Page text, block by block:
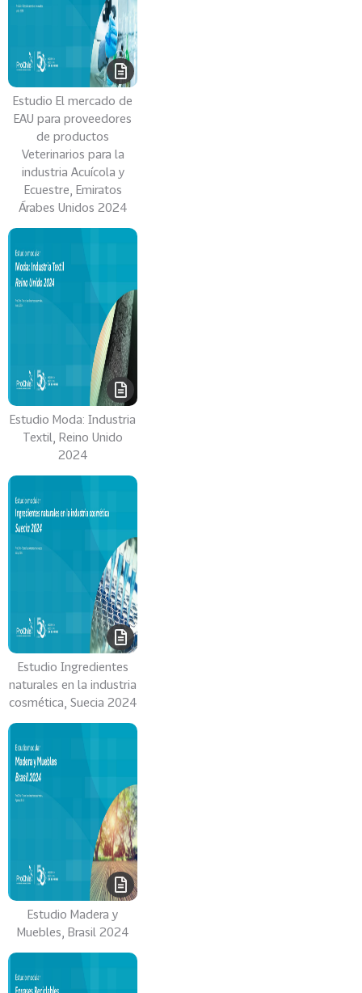
Estudio El mercado de
EAU para proveedores
de productos
Veterinarios para la
industria Acuícola y
Ecuestre, Emiratos
Árabes Unidos 2024
Estudio Moda: Industria
Textil, Reino Unido
2024
Estudio Ingredientes
naturales en la industria
cosmética, Suecia 2024
Estudio Madera y
Muebles, Brasil 2024